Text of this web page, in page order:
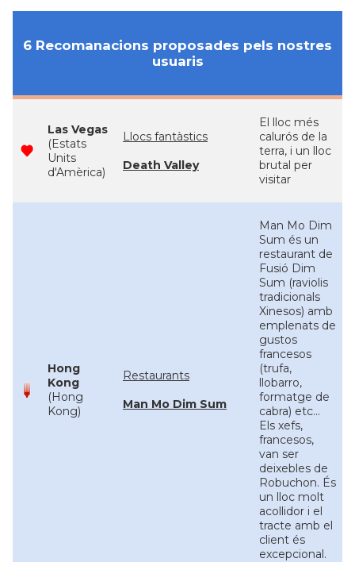
6 Recomanacions proposades pels nostres
usuaris
Las Vegas
(Estats
Units
d'Amèrica)
Llocs fantàstics
Death Valley
El lloc més
calurós de la
terra, i un lloc
brutal per
visitar
Hong
Kong
(Hong
Kong)
Restaurants
Man Mo Dim Sum
Man Mo Dim
Sum és un
restaurant de
Fusió Dim
Sum (raviolis
tradicionals
Xinesos) amb
emplenats de
gustos
francesos
(trufa,
llobarro,
formatge de
cabra) etc...
Els xefs,
francesos,
van ser
deixebles de
Robuchon. És
un lloc molt
acollidor i el
tracte amb el
client és
excepcional.